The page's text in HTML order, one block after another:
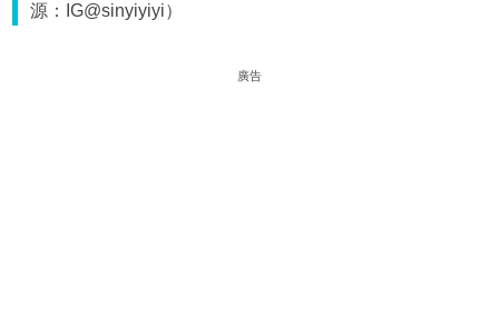
源：IG@sinyiyiyi）
廣告